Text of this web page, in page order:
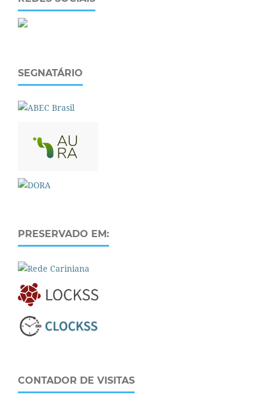
SEGNATÁRIO
PRESERVADO EM:
CONTADOR DE VISITAS